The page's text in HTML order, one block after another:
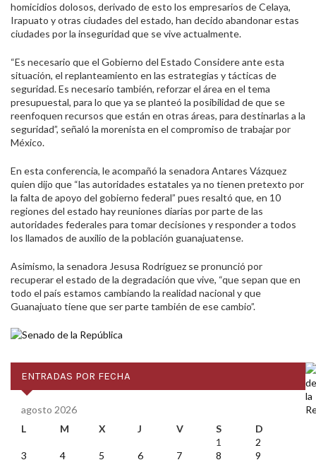
homicidios dolosos, derivado de esto los empresarios de Celaya,
Irapuato y otras ciudades del estado, han decido abandonar estas
ciudades por la inseguridad que se vive actualmente.
“Es necesario que el Gobierno del Estado Considere ante esta
situación, el replanteamiento en las estrategias y tácticas de
seguridad. Es necesario también, reforzar el área en el tema
presupuestal, para lo que ya se planteó la posibilidad de que se
reenfoquen recursos que están en otras áreas, para destinarlas a la
seguridad”, señaló la morenista en el compromiso de trabajar por
México.
En esta conferencia, le acompañó la senadora Antares Vázquez
quien dijo que “las autoridades estatales ya no tienen pretexto por
la falta de apoyo del gobierno federal” pues resaltó que, en 10
regiones del estado hay reuniones diarias por parte de las
autoridades federales para tomar decisiones y responder a todos
los llamados de auxilio de la población guanajuatense.
Asimismo, la senadora Jesusa Rodríguez se pronunció por
recuperar el estado de la degradación que vive, “que sepan que en
todo el país estamos cambiando la realidad nacional y que
Guanajuato tiene que ser parte también de ese cambio”.
ENTRADAS POR FECHA
agosto 2026
L
M X J V S
D
1
2
3
4 5 6 7 8
9